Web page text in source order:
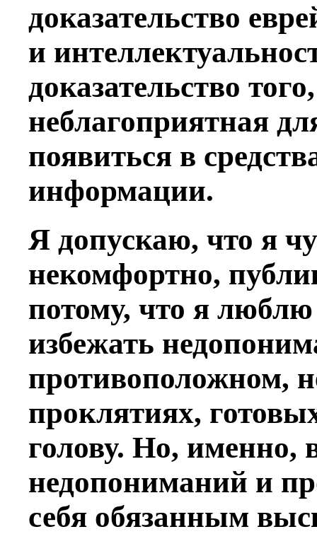
доказательство
и
доказательство
неблагоприятная
появиться в
информации.
Я допускаю, что я
некомфортно,
потому, что я люблю
избежать
противоположном,
проклятиях,
голову. Но, именно,
недопониманий и
себя обязанным